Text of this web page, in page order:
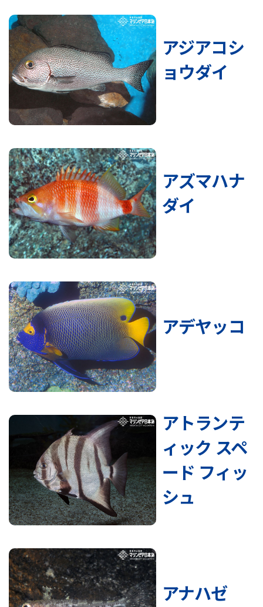
アジアコシ
ョウダイ
アズマハナ
ダイ
アデヤッコ
アトランテ
ィック スペ
ード フィッ
シュ
アナハゼ